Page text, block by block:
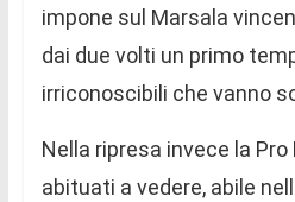
impone sul Marsala
dai due volti un primo
irriconoscibili che vanno
Nella ripresa invece la
abituati a vedere, abile